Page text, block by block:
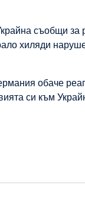
съобщи за
хиляди
обаче
си към